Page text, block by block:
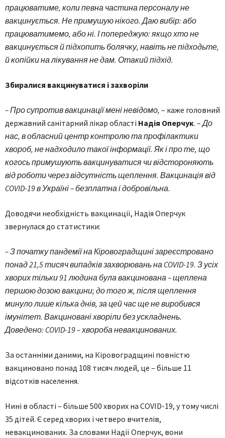
працюватиме, коли певна частина персоналу не
вакцинується. Не примушую нікого. Даю вибір: або
працюватимемо, або ні. І попереджую: якщо хто не
вакцинується й підхопить болячку, навіть не підходьте,
й копійки на лікування не дам. Отакий підхід.
Збиралися вакцинуватися і захворіли
– Про супротив вакцинації мені невідомо, – каже головний
державний санітарний лікар області Надія Оперчук. –До
нас, в обласний центр контролю та профілактики
хвороб, не надходило такої інформації. Як і про те, що
когось примушують вакцинуватися чи відстороняють
від роботи через відсутність щеплення. Вакцинація від
COVID-19 в Україні – безплатна і добровільна.
Доводячи необхідність вакцинації, Надія Оперчук
звернулася до статистики:
– З початку пандемії на Кіровоградщині зареєстровано
понад 21,5 тисяч випадків захворювань на COVID-19. З усіх
хворих тільки 91 людина була вакцинована – щеплена
першою дозою вакцини; до того ж, після щеплення
минуло лише кілька днів, за цей час ще не виробився
імунітет. Вакциновані хворіли без ускладнень.
Доведено: COVID-19 – хвороба невакцинованих.
За останніми даними, на Кіровоградщині повністю
вакциновано понад 108 тисяч людей, це – більше 11
відсотків населення.
Нині в області – більше 500 хворих на COVID-19, у тому числі
35 дітей. Є серед хворих і четверо вчителів,
невакцинованих. За словами Надії Оперчук, вони